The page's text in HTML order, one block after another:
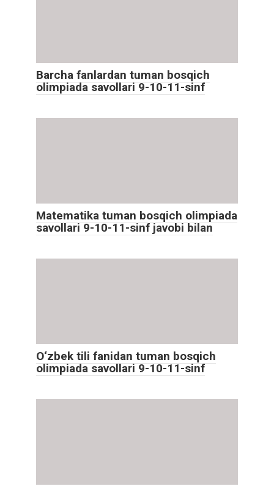
Barcha fanlardan tuman bosqich
olimpiada savollari 9-10-11-sinf
Matematika tuman bosqich olimpiada
savollari 9-10-11-sinf javobi bilan
O‘zbek tili fanidan tuman bosqich
olimpiada savollari 9-10-11-sinf